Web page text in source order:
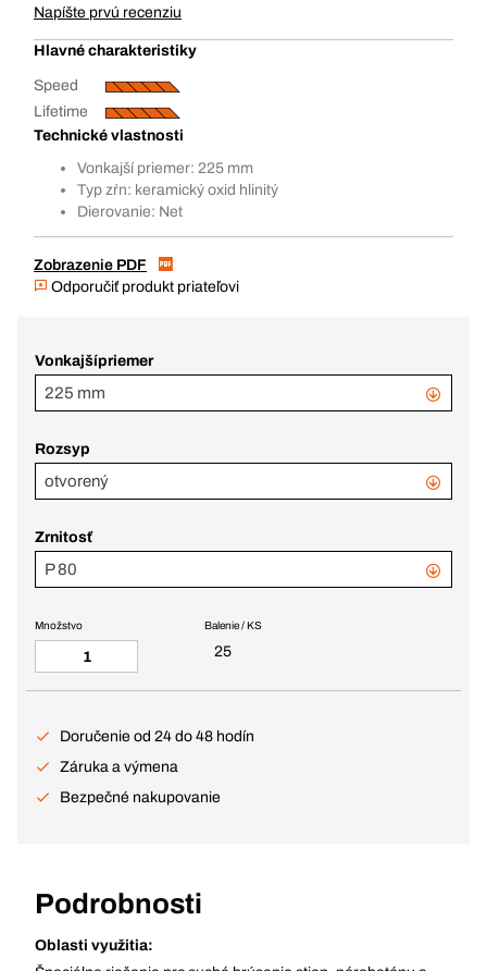
Napíšte prvú recenziu
Hlavné charakteristiky
Speed
Lifetime
Technické vlastnosti
Vonkajší priemer: 225 mm
Typ zŕn: keramický oxid hlinitý
Dierovanie: Net
Zobrazenie PDF
Odporučiť produkt priateľovi
Vonkajšípriemer
225 mm
Rozsyp
otvorený
Zrnitosť
P 80
Balenie / KS
25
Množstvo
Doručenie od 24 do 48 hodín
Záruka a výmena
Bezpečné nakupovanie
Podrobnosti
Oblasti využitia: